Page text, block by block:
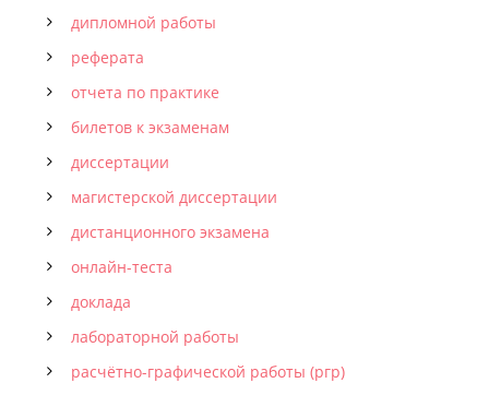
дипломной работы
реферата
отчета по практике
билетов к экзаменам
диссертации
магистерской диссертации
дистанционного экзамена
онлайн-теста
доклада
лабораторной работы
расчётно-графической работы (ргр)